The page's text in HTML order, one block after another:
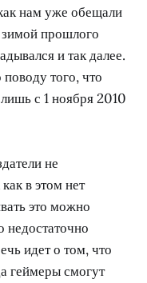
нам уже обещали
прошлого
и так далее.
того, что
с 1 ноября 2010
не
в этом нет
это можно
идет о том, что
геймеры смогут